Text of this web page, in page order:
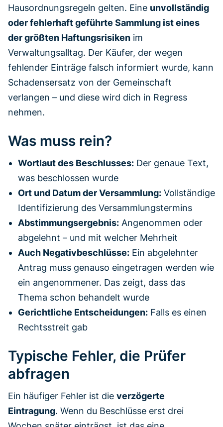
Hausordnungsregeln gelten. Eine unvollständig
oder fehlerhaft geführte Sammlung ist eines
der größten Haftungsrisiken im
Verwaltungsalltag. Der Käufer, der wegen
fehlender Einträge falsch informiert wurde, kann
Schadensersatz von der Gemeinschaft
verlangen – und diese wird dich in Regress
nehmen.
Was muss rein?
Wortlaut des Beschlusses: Der genaue Text,
was beschlossen wurde
Ort und Datum der Versammlung: Vollständige
Identifizierung des Versammlungstermins
Abstimmungsergebnis: Angenommen oder
abgelehnt – und mit welcher Mehrheit
Auch Negativbeschlüsse: Ein abgelehnter
Antrag muss genauso eingetragen werden wie
ein angenommener. Das zeigt, dass das
Thema schon behandelt wurde
Gerichtliche Entscheidungen: Falls es einen
Rechtsstreit gab
Typische Fehler, die Prüfer
abfragen
Ein häufiger Fehler ist die verzögerte
Eintragung. Wenn du Beschlüsse erst drei